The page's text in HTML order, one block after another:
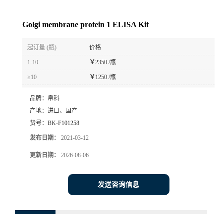
Golgi membrane protein 1 ELISA Kit
起订量 (瓶) 价格
1-10 ￥2350 /瓶
≥10 ￥ 1250 /瓶
品牌： 帛科
产地： 进口、国产
货号： BK-F101258
发布日期： 2021-03-12
更新日期： 2026-08-06
发送咨询信息